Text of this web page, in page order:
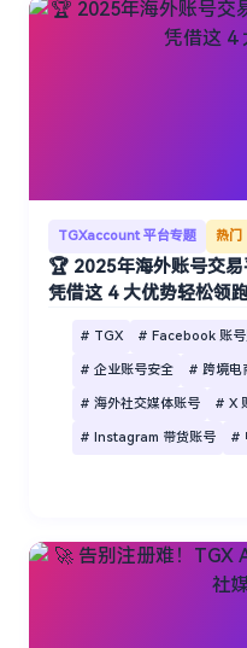
TGXaccount 平台专题 热门
🏆 2025年海外账号交
凭借这 4 大优势轻松领
# TGX # Facebook 账号
# 企业账号安全 # 跨境电
# 海外社交媒体账号 # X
# Instagram 带货账号 #